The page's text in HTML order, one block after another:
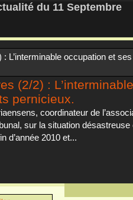
NEWS
du 11 Septembre
(2/2) : L’interminable
pernicieux.
coordinateur de
sur la situation désastreuse
d’année 2010 et...